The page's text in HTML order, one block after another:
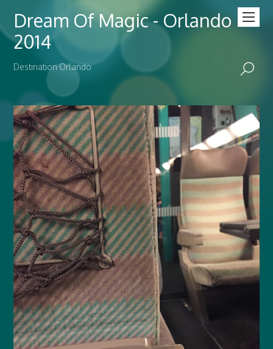
Dream Of Magic - Orlando
2014
Destination Orlando